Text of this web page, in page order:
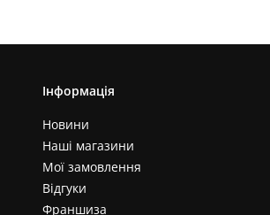
Інформація
Новини
Наші магазини
Мої замовлення
Відгуки
Франшиза